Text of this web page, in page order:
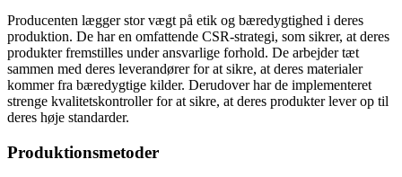
Producenten lægger stor vægt på etik og bæredygtighed i deres
produktion. De har en omfattende CSR-strategi, som sikrer, at deres
produkter fremstilles under ansvarlige forhold. De arbejder tæt
sammen med deres leverandører for at sikre, at deres materialer
kommer fra bæredygtige kilder. Derudover har de implementeret
strenge kvalitetskontroller for at sikre, at deres produkter lever op til
deres høje standarder.
Produktionsmetoder